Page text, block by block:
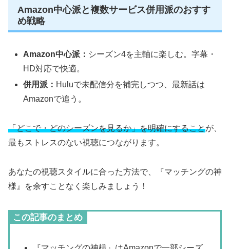
Amazon中心派と複数サービス併用派のおすす
め戦略
Amazon中心派： シーズン4を主軸に楽しむ。字幕・
HD対応で快適。
併用派： Huluで未配信分を補完しつつ、最新話は
Amazonで追う。
「どこで・どのシーズンを見るか」を明確にすることが、
最もストレスのない視聴につながります。
あなたの視聴スタイルに合った方法で、『マッチングの神
様』を余すことなく楽しみましょう！
この記事のまとめ